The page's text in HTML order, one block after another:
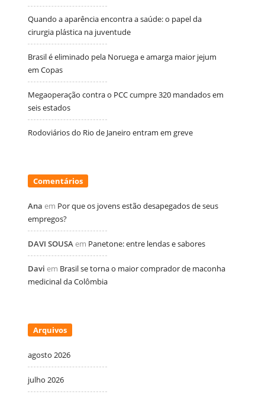
Quando a aparência encontra a saúde: o papel da
cirurgia plástica na juventude
Brasil é eliminado pela Noruega e amarga maior jejum
em Copas
Megaoperação contra o PCC cumpre 320 mandados em
seis estados
Rodoviários do Rio de Janeiro entram em greve
Comentários
Ana em Por que os jovens estão desapegados de seus
empregos?
DAVI SOUSA em Panetone: entre lendas e sabores
Davi em Brasil se torna o maior comprador de maconha
medicinal da Colômbia
Arquivos
agosto 2026
julho 2026